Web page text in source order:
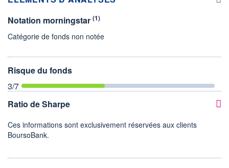
Notation morningstar (1)
Catégorie de fonds non notée
Risque du fonds
3/7
Ratio de Sharpe
Ces informations sont exclusivement réservées aux clients
BoursoBank.